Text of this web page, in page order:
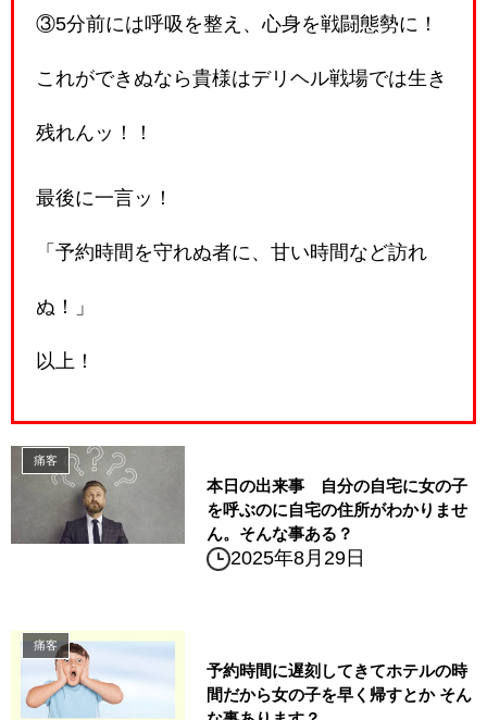
③5分前には呼吸を整え、心身を戦闘態勢に！
これができぬなら貴様はデリヘル戦場では生き
残れんッ！！
最後に一言ッ！
「予約時間を守れぬ者に、甘い時間など訪れ
ぬ！」
以上！
痛客
本日の出来事 自分の自宅に女の子
を呼ぶのに自宅の住所がわかりませ
ん。そんな事ある？
2025年8月29日
痛客
予約時間に遅刻してきてホテルの時
間だから女の子を早く帰すとか そん